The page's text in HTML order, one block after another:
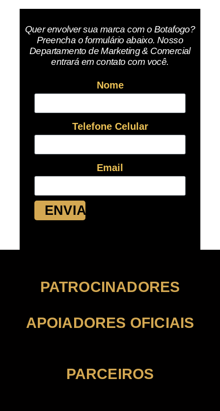
Quer envolver sua marca com o Botafogo?
Preencha o formulário abaixo. Nosso
Departamento de Marketing & Comercial
entrará em contato com você.
Nome
Telefone Celular
Email
ENVIAR
PATROCINADORES
APOIADORES OFICIAIS
PARCEIROS